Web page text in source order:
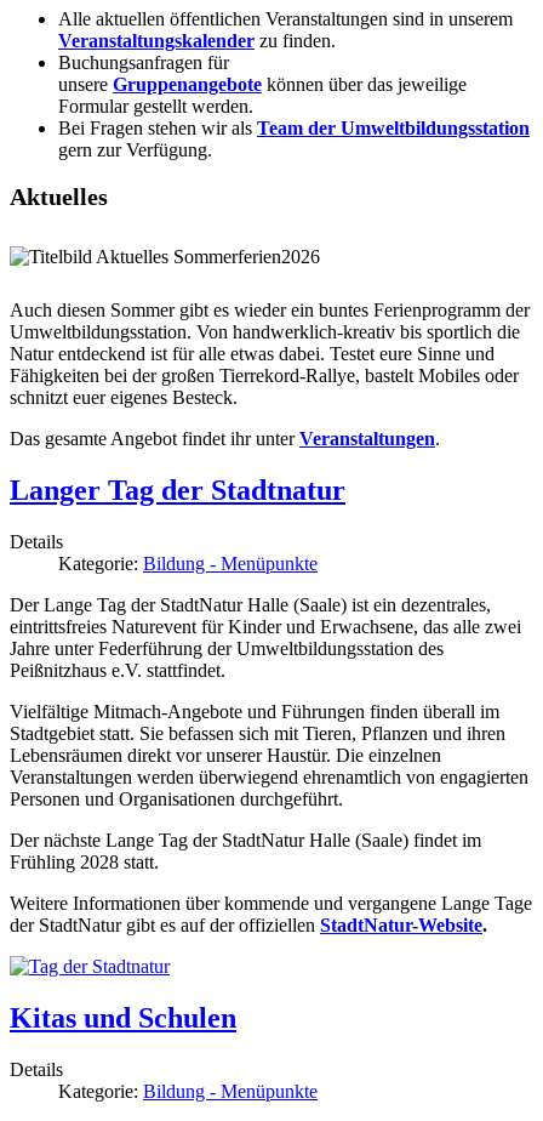
Alle aktuellen öffentlichen Veranstaltungen sind in unserem
Veranstaltungskalender zu finden.
Buchungsanfragen für
unsere Gruppenangebote können über das jeweilige
Formular gestellt werden.
Bei Fragen stehen wir als Team der Umweltbildungsstation
gern zur Verfügung.
Aktuelles
Auch diesen Sommer gibt es wieder ein buntes Ferienprogramm der
Umweltbildungsstation. Von handwerklich-kreativ bis sportlich die
Natur entdeckend ist für alle etwas dabei. Testet eure Sinne und
Fähigkeiten bei der großen Tierrekord-Rallye, bastelt Mobiles oder
schnitzt euer eigenes Besteck.
Das gesamte Angebot findet ihr unterVeranstaltungen.
Langer Tag der Stadtnatur
Details
Kategorie: Bildung - Menüpunkte
Der Lange Tag der StadtNatur Halle (Saale) ist ein dezentrales,
eintrittsfreies Naturevent für Kinder und Erwachsene, das alle zwei
Jahre unter Federführung der Umweltbildungsstation des
Peißnitzhaus e.V. stattfindet.
Vielfältige Mitmach-Angebote und Führungen finden überall im
Stadtgebiet statt. Sie befassen sich mit Tieren, Pflanzen und ihren
Lebensräumen direkt vor unserer Haustür. Die einzelnen
Veranstaltungen werden überwiegend ehrenamtlich von engagierten
Personen und Organisationen durchgeführt.
Der nächste Lange Tag der StadtNatur Halle (Saale) findet im
Frühling 2028 statt.
Weitere Informationen über kommende und vergangene Lange Tage
der StadtNatur gibt es auf der offiziellen StadtNatur-Website.
Kitas und Schulen
Details
Kategorie: Bildung - Menüpunkte